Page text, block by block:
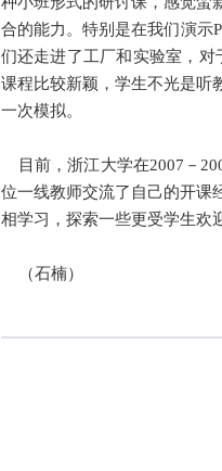
合的能力。特别是在我们演示
们还走进了工厂和实验室，
课程比较新颖，学生不光是听
一次模拟。
目前，浙江大学在2007－
位一线教师交流了自己的开课
相学习，探索一些更受学生欢
（石楠）